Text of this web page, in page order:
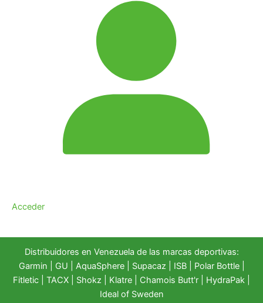
Acceder
Distribuidores en Venezuela de las marcas deportivas:
Garmin
GU AquaSphere| Supacaz | ISB | Polar Bottle|
Fitletic
TACX Shokz Klatre Chamois Butt'r HydraPak
Ideal of Sweden